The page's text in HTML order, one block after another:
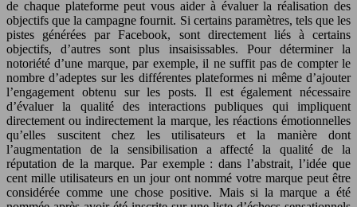
de chaque plateforme peut vous aider à évaluer la réalisation des
objectifs que la campagne fournit. Si certains paramètres, tels que les
pistes générées par Facebook, sont directement liés à certains
objectifs, d’autres sont plus insaisissables. Pour déterminer la
notoriété d’une marque, par exemple, il ne suffit pas de compter le
nombre d’adeptes sur les différentes plateformes ni même d’ajouter
l’engagement obtenu sur les posts. Il est également nécessaire
d’évaluer la qualité des interactions publiques qui impliquent
directement ou indirectement la marque, les réactions émotionnelles
qu’elles suscitent chez les utilisateurs et la manière dont
l’augmentation de la sensibilisation a affecté la qualité de la
réputation de la marque. Par exemple : dans l’abstrait, l’idée que
cent mille utilisateurs en un jour ont nommé votre marque peut être
considérée comme une chose positive. Mais si la marque a été